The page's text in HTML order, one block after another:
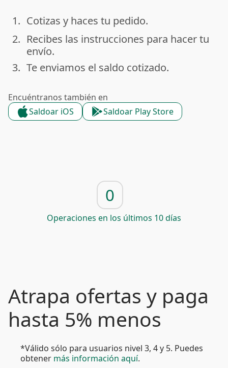
done
1. Cotizas y haces tu pedido.
done
2. Recibes las instrucciones para hacer tu
envío.
done
3. Te enviamos el saldo cotizado.
Encuéntranos también en
Saldoar iOS
Saldoar Play Store
0
Operaciones en los últimos 10 días
Atrapa ofertas y paga
hasta 5% menos
*Válido sólo para usuarios nivel 3, 4 y 5. Puedes
obtener más información aquí.